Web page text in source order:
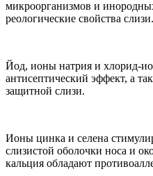
микроорганизмов и
реологические свойства слизи.
Йод, ионы натрия и хлорид-
антисептический эффект, а
защитной слизи.
Ионы цинка и селена
слизистой оболочки носа и
кальция обладают